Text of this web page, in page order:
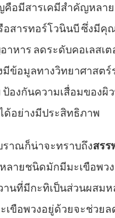
คือมีสารเคมีสำคัญหลา
รือสารทอร์โวนินบี ซึ่งมี
าหาร ลดระดับคอเลสเ
มีข้อมูลทางวิทยาศาสต
ป้องกันความเสื่อมของ
ด้อย่างมีประสิทธิภาพ
าณก็น่าจะทราบถึงสรร
ลายชนิดมักมีมะเขือพ
านที่มีกะทิเป็นส่วนผสม
เขือพวงอยู่ด้วยจะช่วย